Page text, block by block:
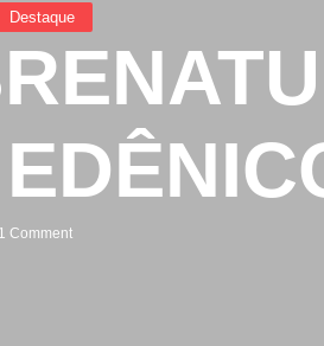
Destaque
1 Comment